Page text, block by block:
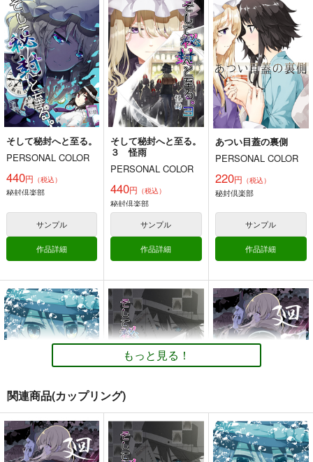
はじめてのおしおき！
330円（税込）
東方Project
魂魄妖夢
西行寺幽々子
サンプル
カート
東方オールナイト
Best!！
アトモスフィア
1,320 （税込）
東方Project
博麗霊夢×射命丸文
サンプル
カート
夜行百鬼祭
1,210円（税込）
東方Project
封獣ぬえ
二ッ岩マミゾウ
サンプル
カート
そして彼女は頁をめく
る
PERSONAL COLOR
770円（税込）
東方Project レミパチェ
サンプル
カート
魂の守
PERSONAL COLOR
660円 （税込）
東方Project ゆかれいむ
サンプル
カート
シャーレのねこ先生
PERSONAL COLOR
660円（税込）
ブルーアーカイブ -Blue Archive-
早瀬ユウカ
先生
サンプル
カート
廻国の海
PERSONAL COLOR
秘封倶楽部
サンプル
カート
神社になわばりが出来
るまで
PERSONAL COLOR
660円（税込）
霧雨魔理沙
サンプル
カート
そして秘封になった後
PERSONAL COLOR
550
東方Project
サンプル
カート
そして秘封へと至る。
PERSONAL COLOR
440円 （税込）
秘封倶楽部
サンプル
作品詳細
そして秘封へと至る。
３ 怪雨
PERSONAL COLOR
440円 （税込）
秘封倶楽部
サンプル
作品詳細
あつい目蓋の裏側
PERSONAL COLOR
220円 （税込）
秘封倶楽部
サンプル
作品詳細
その旋律を覚えている
PERSONAL COLOR
そして秘封になった後
PERSONAL COLOR
廻国の海
PERSONAL COLOR
もっと見る！
関連商品(カップリング)